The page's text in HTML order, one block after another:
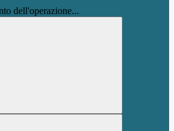
dell'operazione...